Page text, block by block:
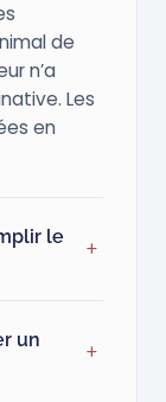
de
n’a
Les
en
le
un